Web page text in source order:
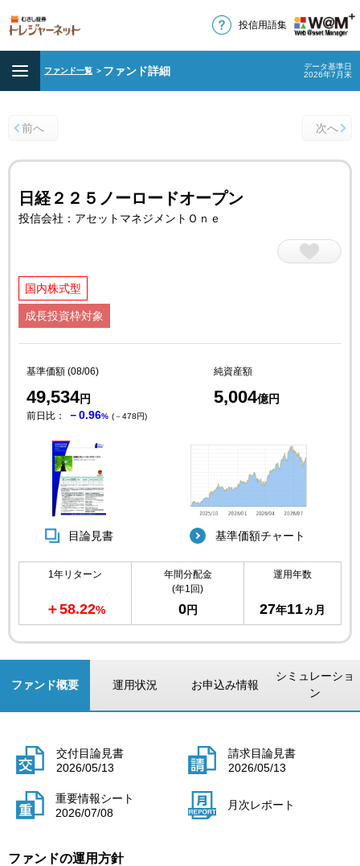
投信用語集
ファンド一覧 ＞ ファンド詳細
データ基準日
2026年7月末
前へ 次へ
日経２２５ノーロードオープン
投信会社：アセットマネジメントＯｎｅ
国内株式型
成長投資枠対象
基準価額 (08/06)
49,534円
純資産額
5,004億円
前日比： －0.96% (－478円)
目論見書 基準価額チャート
1年リターン
＋58.22%
年間分配金
(年1回)
0円
運用年数
27年11ヵ月
ファンド概要 運用状況 お申込み情報
シミュレーショ
ン
交付目論見書
2026/05/13
請求目論見書
2026/05/13
重要情報シート
2026/07/08
月次レポート
ファンドの運用方針